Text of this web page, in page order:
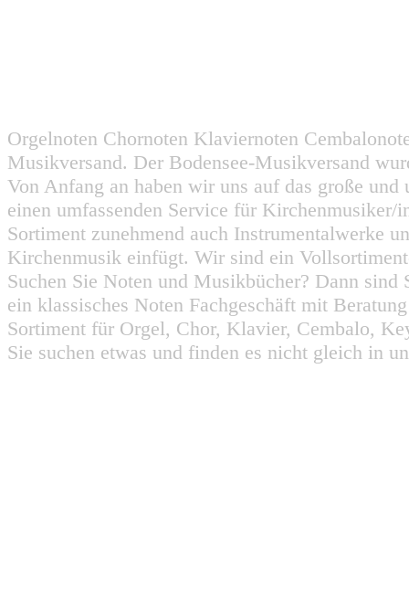
Orgelnoten Chornoten Klaviernoten
Musikversand. Der Bodensee-Musikversand
Von Anfang an haben wir uns auf das große
einen umfassenden Service für
Sortiment zunehmend auch Instrumentalwerke
Kirchenmusik einfügt. Wir sind ein
Suchen Sie Noten und Musikbücher? Dann
ein klassisches Noten Fachgeschäft mit
Sortiment für Orgel, Chor, Klavier, Cembalo,
Sie suchen etwas und finden es nicht gleich in